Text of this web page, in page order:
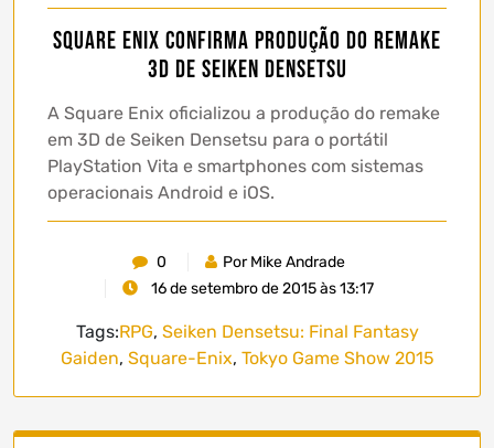
Square Enix confirma produção do remake
3D de Seiken Densetsu
A Square Enix oficializou a produção do remake
em 3D de Seiken Densetsu para o portátil
PlayStation Vita e smartphones com sistemas
operacionais Android e iOS.
0
Por Mike Andrade
16 de setembro de 2015 às 13:17
Tags:RPG, Seiken Densetsu: Final Fantasy
Gaiden, Square-Enix, Tokyo Game Show 2015